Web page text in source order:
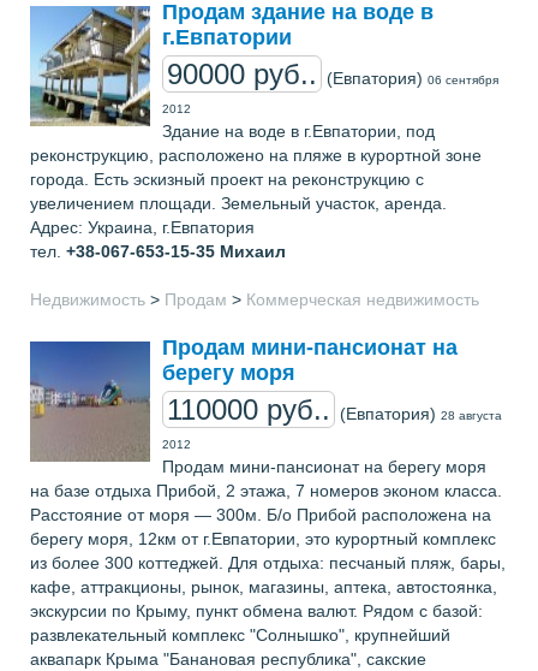
Продам здание на воде в
г.Евпатории
90000 руб.. (Евпатория) 06 сентября
2012
Здание на воде в г.Евпатории, под
реконструкцию, расположено на пляже в курортной зоне
города. Есть эскизный проект на реконструкцию с
увеличением площади. Земельный участок, аренда.
Адрес: Украина, г.Евпатория
тел. +38-067-653-15-35 Михаил
Недвижимость > Продам > Коммерческая недвижимость
Продам мини-пансионат на
берегу моря
110000 руб.. (Евпатория) 28 августа
2012
Продам мини-пансионат на берегу моря
на базе отдыха Прибой, 2 этажа, 7 номеров эконом класса.
Расстояние от моря — 300м. Б/о Прибой расположена на
берегу моря, 12км от г.Евпатории, это курортный комплекс
из более 300 коттеджей. Для отдыха: песчаный пляж, бары,
кафе, аттракционы, рынок, магазины, аптека, автостоянка,
экскурсии по Крыму, пункт обмена валют. Рядом с базой:
развлекательный комплекс "Солнышко", крупнейший
аквапарк Крыма "Банановая республика", сакские